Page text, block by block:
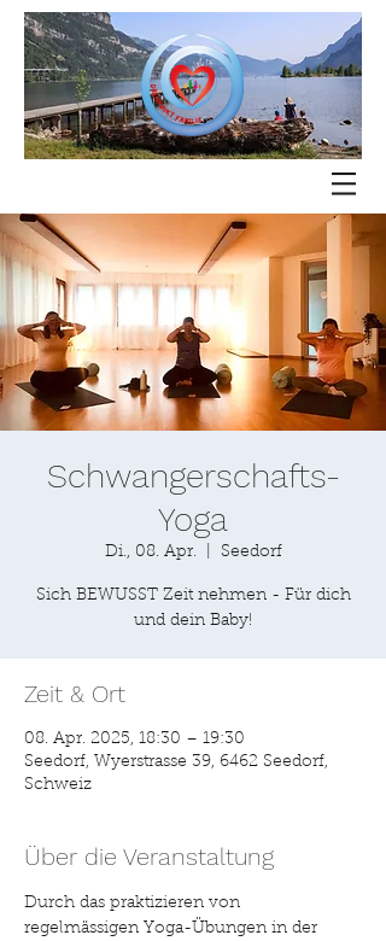
Schwangerschafts-
Yoga
Di., 08. Apr. Seedorf
Sich BEWUSST Zeit nehmen - Für dich
Zeit & Ort
08. Apr. 2025, 18:30 – 19:30
Seedorf, Wyerstrasse 39, 6462 Seedorf,
Schweiz
Über die Veranstaltung
Durch das praktizieren von
regelmässigen Yoga-Übungen in der